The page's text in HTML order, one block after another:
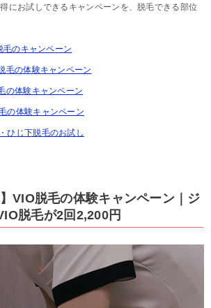
にお試しできるキャンペーンを、脱毛できる部位
毛のキャンペーン
毛の体験キャンペーン
の体験キャンペーン
の体験キャンペーン
ひじ下脱毛のお試し
VIO脱毛の体験キャンペーン｜ジ
脱毛が2回2,200円